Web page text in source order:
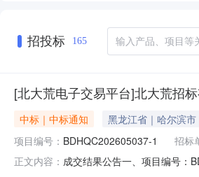
招投标 165
[北大荒电子交易平台]北大荒招
中标｜中标通知 黑龙江省｜哈尔滨市
项目编号： BDHQC202605037-1 招标
正文内容： 成交结果公告一、项目编号：